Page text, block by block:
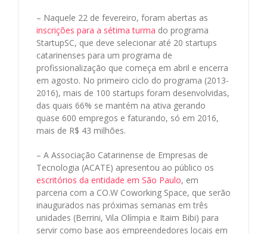
– Naquele 22 de fevereiro, foram abertas as
inscrições para a sétima turma do programa
StartupSC, que deve selecionar até 20 startups
catarinenses para um programa de
profissionalização que começa em abril e encerra
em agosto. No primeiro ciclo do programa (2013-
2016), mais de 100 startups foram desenvolvidas,
das quais 66% se mantém na ativa gerando
quase 600 empregos e faturando, só em 2016,
mais de R$ 43 milhões.
– A Associação Catarinense de Empresas de
Tecnologia (ACATE) apresentou ao público os
escritórios da entidade em São Paulo, em
parceria com a CO.W Coworking Space, que serão
inaugurados nas próximas semanas em três
unidades (Berrini, Vila Olímpia e Itaim Bibi) para
servir como base aos empreendedores locais em